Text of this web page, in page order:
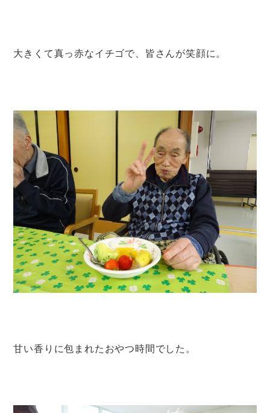
大きくて真っ赤なイチゴで、皆さんが笑顔に。
甘い香りに包まれたおやつ時間でした。